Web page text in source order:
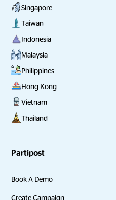
Singapore
Taiwan
Indonesia
Malaysia
Philippines
Hong Kong
Vietnam
Thailand
Partipost
Book A Demo
Create Campaign